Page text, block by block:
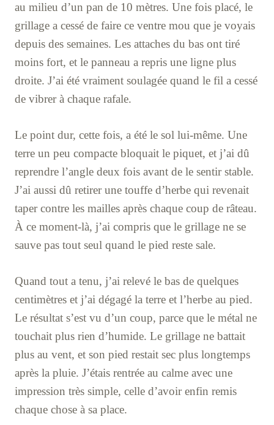
au milieu d’un pan de 10 mètres. Une fois placé, le
grillage a cessé de faire ce ventre mou que je voyais
depuis des semaines. Les attaches du bas ont tiré
moins fort, et le panneau a repris une ligne plus
droite. J’ai été vraiment soulagée quand le fil a cessé
de vibrer à chaque rafale.
Le point dur, cette fois, a été le sol lui-même. Une
terre un peu compacte bloquait le piquet, et j’ai dû
reprendre l’angle deux fois avant de le sentir stable.
J’ai aussi dû retirer une touffe d’herbe qui revenait
taper contre les mailles après chaque coup de râteau.
À ce moment-là, j’ai compris que le grillage ne se
sauve pas tout seul quand le pied reste sale.
Quand tout a tenu, j’ai relevé le bas de quelques
centimètres et j’ai dégagé la terre et l’herbe au pied.
Le résultat s’est vu d’un coup, parce que le métal ne
touchait plus rien d’humide. Le grillage ne battait
plus au vent, et son pied restait sec plus longtemps
après la pluie. J’étais rentrée au calme avec une
impression très simple, celle d’avoir enfin remis
chaque chose à sa place.